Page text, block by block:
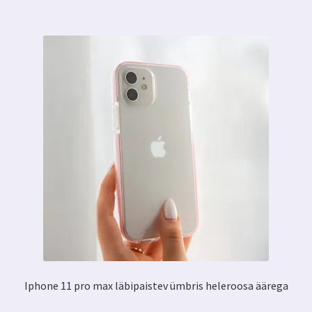
Iphone 11 pro max läbipaistev ümbris heleroosa äärega